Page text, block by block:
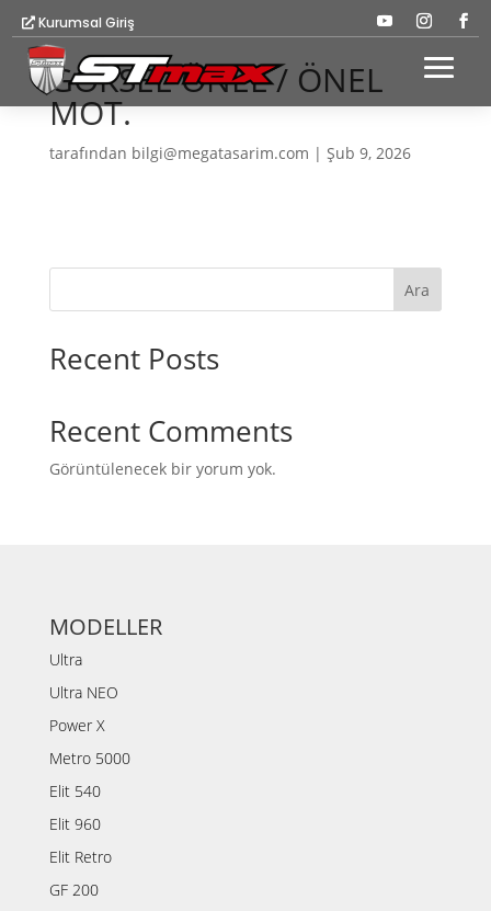
Kurumsal Giriş
GÖKSEL ÖNEL / ÖNEL
MOT.
tarafından bilgi@megatasarim.com | Şub 9, 2026
Ara
Recent Posts
Recent Comments
Görüntülenecek bir yorum yok.
MODELLER
Ultra
Ultra NEO
Power X
Metro 5000
Elit 540
Elit 960
Elit Retro
GF 200